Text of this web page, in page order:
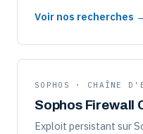
Voir nos recherches
SOPHOS · CHAÎNE
Sophos Firewall
Exploit persistant sur